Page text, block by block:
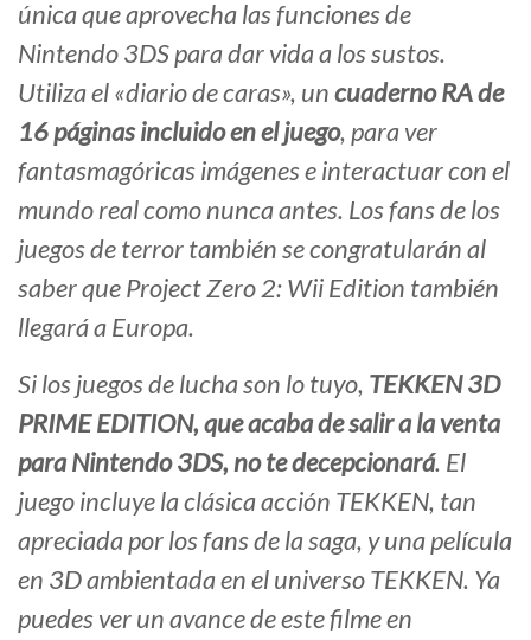
única que aprovecha las funciones de
Nintendo 3DS para dar vida a los sustos.
Utiliza el «diario de caras», uncuaderno RA de
16 páginas incluido en el juego, para ver
fantasmagóricas imágenes e interactuar con el
mundo real como nunca antes. Los fans de los
juegos de terror también se congratularán al
saber que Project Zero 2: Wii Edition también
llegará a Europa.
Si los juegos de lucha son lo tuyo, TEKKEN 3D
PRIME EDITION, que acaba de salir a la venta
para Nintendo 3DS, no te decepcionará. El
juego incluye la clásica acción TEKKEN, tan
apreciada por los fans de la saga, y una película
en 3D ambientada en el universo TEKKEN. Ya
puedes ver un avance de este filme en